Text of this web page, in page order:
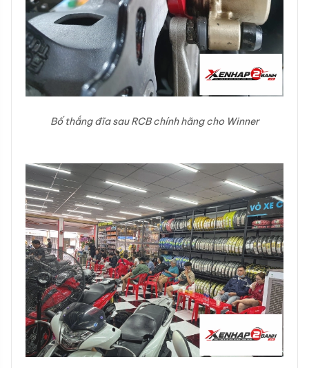
Bố thắng đĩa sau RCB chính hãng cho Winner